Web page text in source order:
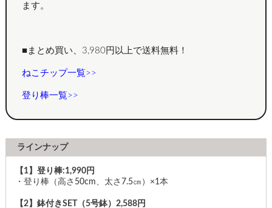
ます。
■まとめ買い、3,980円以上で送料無料！
ねこチップ一覧>>
登り棒一覧>>
ラインナップ
【1】登り棒:1,990円
・登り棒（高さ50cm、太さ7.5㎝）×1本
【2】鉢付きSET（5号鉢）2,588円